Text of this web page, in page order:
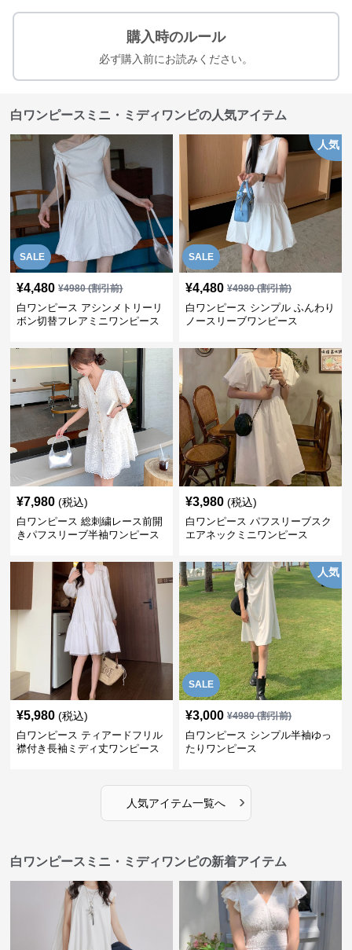
購入時のルール
必ず購入前にお読みください。
白ワンピースミニ・ミディワンピの人気アイテム
SALE
¥4,480 ¥4980(割引前)
白ワンピース アシンメトリーリ
ボン切替フレアミニワンピース
SALE
人気
¥4,480 ¥4980(割引前)
白ワンピース シンプル ふんわり
ノースリーブワンピース
¥7,980 (税込)
白ワンピース 総刺繍レース前開
きパフスリーブ半袖ワンピース
¥3,980 (税込)
白ワンピース パフスリーブスク
エアネックミニワンピース
¥5,980 (税込)
白ワンピース ティアードフリル
襟付き長袖ミディ丈ワンピース
SALE
人気
¥3,000 ¥4980(割引前)
白ワンピース シンプル半袖ゆっ
たりワンピース
人気アイテム一覧へ ›
白ワンピースミニ・ミディワンピの新着アイテム